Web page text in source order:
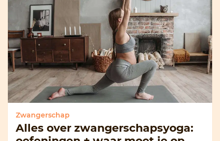
Zwangerschap
Alles over zwangerschapsyoga: